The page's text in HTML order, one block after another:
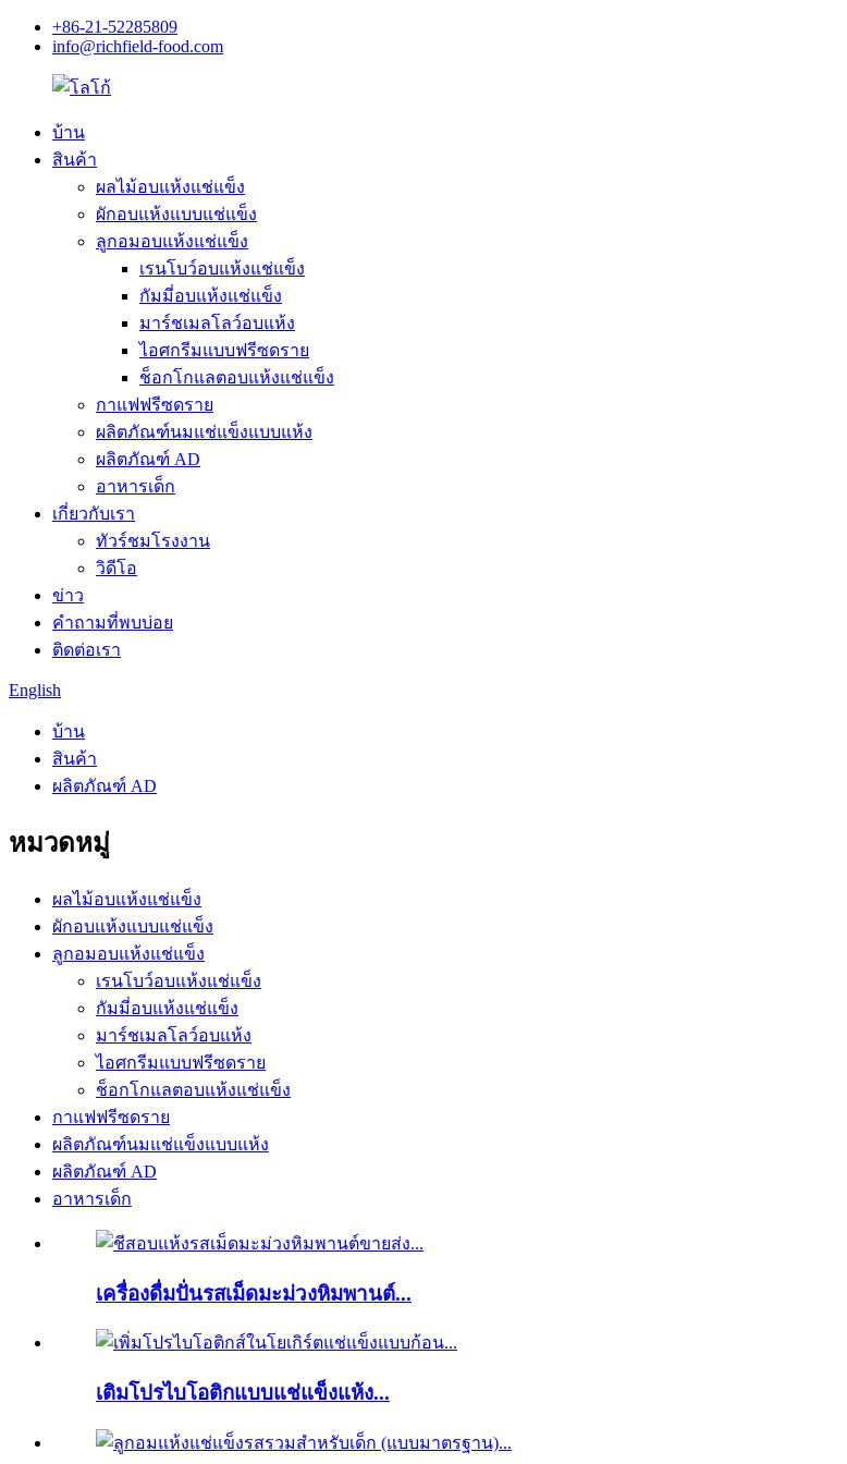
+86-21-52285809
info@richfield-food.com
บ้าน
สินค้า
ผลไม้อบแห้งแช่แข็ง
ผักอบแห้งแบบแช่แข็ง
ลูกอมอบแห้งแช่แข็ง
เรนโบว์อบแห้งแช่แข็ง
กัมมี่อบแห้งแช่แข็ง
มาร์ชเมลโลว์อบแห้ง
ไอศกรีมแบบฟรีซดราย
ช็อกโกแลตอบแห้งแช่แข็ง
กาแฟฟรีซดราย
ผลิตภัณฑ์นมแช่แข็งแบบแห้ง
ผลิตภัณฑ์ AD
อาหารเด็ก
เกี่ยวกับเรา
ทัวร์ชมโรงงาน
วิดีโอ
ข่าว
คำถามที่พบบ่อย
ติดต่อเรา
English
บ้าน
สินค้า
ผลิตภัณฑ์ AD
หมวดหมู่
ผลไม้อบแห้งแช่แข็ง
ผักอบแห้งแบบแช่แข็ง
ลูกอมอบแห้งแช่แข็ง
เรนโบว์อบแห้งแช่แข็ง
กัมมี่อบแห้งแช่แข็ง
มาร์ชเมลโลว์อบแห้ง
ไอศกรีมแบบฟรีซดราย
ช็อกโกแลตอบแห้งแช่แข็ง
กาแฟฟรีซดราย
ผลิตภัณฑ์นมแช่แข็งแบบแห้ง
ผลิตภัณฑ์ AD
อาหารเด็ก
เครื่องดื่มปั่นรสเม็ดมะม่วงหิมพานต์...
เติมโปรไบโอติกแบบแช่แข็งแห้ง...